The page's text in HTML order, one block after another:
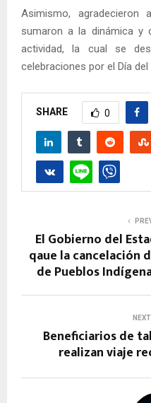
Asimismo,
sumaron a la dinámica y
actividad, la cual se
celebraciones por el Día del
SHARE 0
El Gobierno del
qaue la cancelación
de Pueblos
Beneficiarios de
realizan viaje